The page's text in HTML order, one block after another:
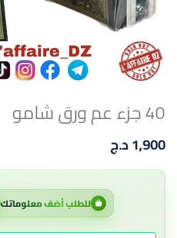
40 جزء عم ورق شامو
1,900د.ج
للطلب أضف معلوماتك